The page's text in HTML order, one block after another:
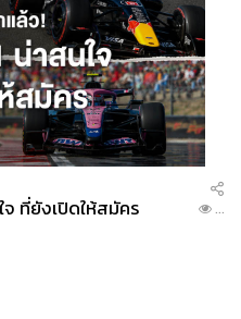
จ ที่ยังเปิดให้สมัคร ...